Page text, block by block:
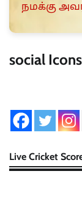
நமக்கு
social Icons
Live Cricket